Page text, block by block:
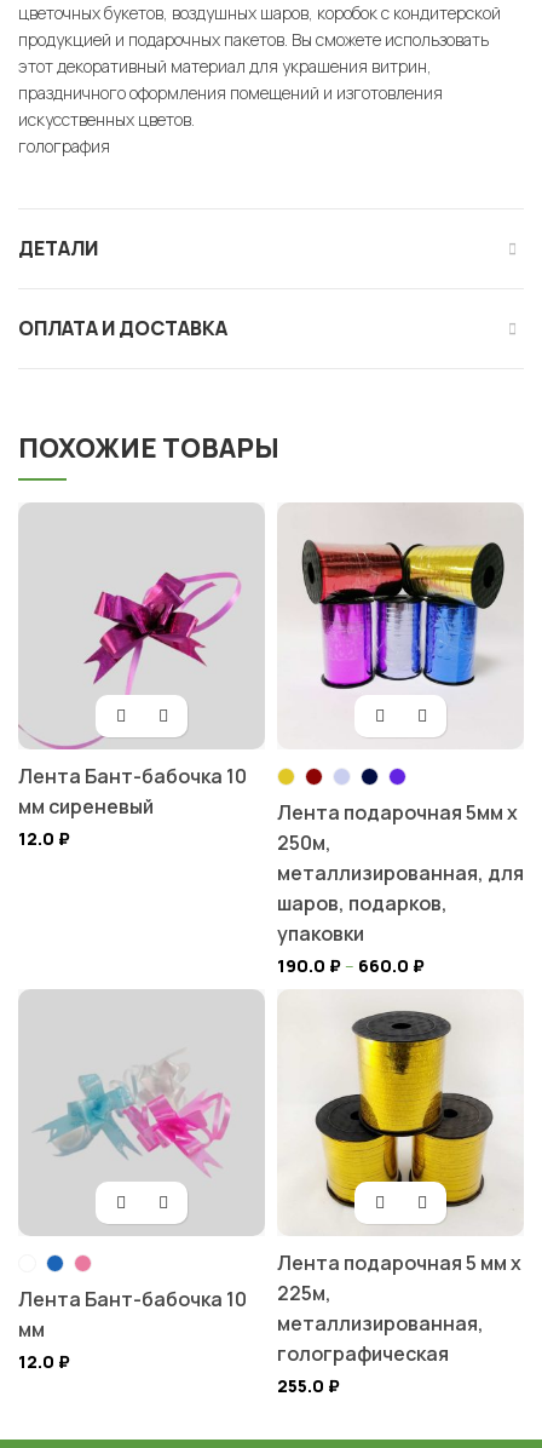
цветочных букетов, воздушных шаров, коробок с кондитерской
продукцией и подарочных пакетов. Вы сможете использовать
этот декоративный материал для украшения витрин,
праздничного оформления помещений и изготовления
искусственных цветов.
голография
ДЕТАЛИ
ОПЛАТА И ДОСТАВКА
ПОХОЖИЕ ТОВАРЫ
Лента Бант-бабочка 10
мм сиреневый
12.0 ₽
Лента подарочная 5мм х
250м,
металлизированная, для
шаров, подарков,
упаковки
190.0 ₽– 660.0 ₽
Лента Бант-бабочка 10
мм
12.0 ₽
Лента подарочная 5 мм х
225м,
металлизированная,
голографическая
255.0 ₽